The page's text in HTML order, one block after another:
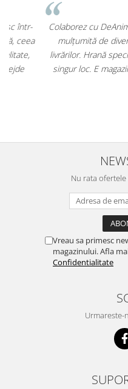
Colaborez cu DeAnimale.ro
mulțumită de diversitatea
livrărilor. Hrană specială,
singur loc. E magazin
Nu rata
Vreau sa primesc
magazinului. Afla
Confidentialitate
Urmareste-